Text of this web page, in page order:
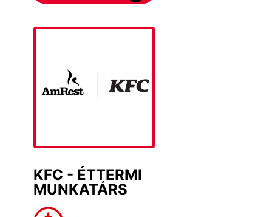
KFC - ÉTTERMI
MUNKATÁRS